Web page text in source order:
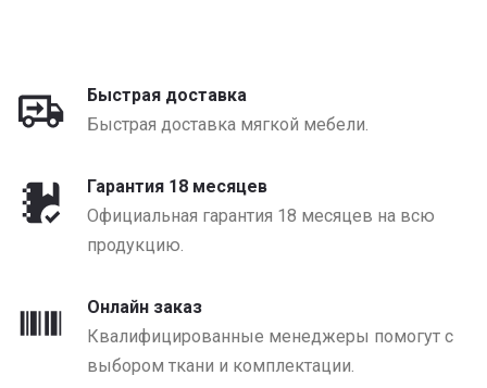
Быстрая доставка
Быстрая доставка мягкой мебели.
Гарантия 18 месяцев
Официальная гарантия 18 месяцев на всю
продукцию.
Онлайн заказ
Квалифицированные менеджеры помогут с
выбором ткани и комплектации.